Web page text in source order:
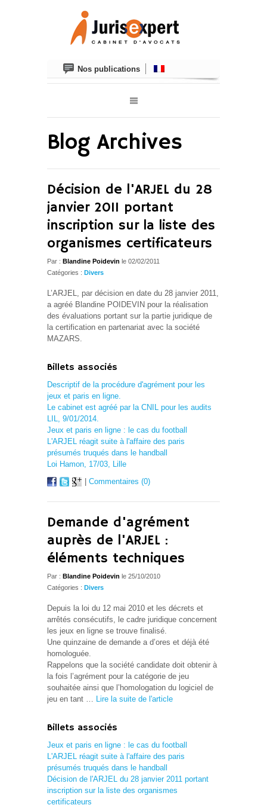
Nos publications
Blog Archives
Décision de l'ARJEL du 28
janvier 2011 portant
inscription sur la liste des
organismes certificateurs
Par : Blandine Poidevin le 02/02/2011
Catégories : Divers
L’ARJEL, par décision en date du 28 janvier 2011,
a agréé Blandine POIDEVIN pour la réalisation
des évaluations portant sur la partie juridique de
la certification en partenariat avec la société
MAZARS.
Billets associés
Descriptif de la procédure d'agrément pour les
jeux et paris en ligne.
Le cabinet est agréé par la CNIL pour les audits
LIL, 9/01/2014.
Jeux et paris en ligne : le cas du football
L'ARJEL réagit suite à l'affaire des paris
présumés truqués dans le handball
Loi Hamon, 17/03, Lille
Commentaires (0)
Demande d'agrément
auprès de l'ARJEL :
éléments techniques
Par : Blandine Poidevin le 25/10/2010
Catégories : Divers
Depuis la loi du 12 mai 2010 et les décrets et
arrêtés consécutifs, le cadre juridique concernent
les jeux en ligne se trouve finalisé.
Une quinzaine de demande a d’ores et déjà été
homologuée.
Rappelons que la société candidate doit obtenir à
la fois l’agrément pour la catégorie de jeu
souhaitée ainsi que l’homologation du logiciel de
jeu en tant … Lire la suite de l'article
Billets associés
Jeux et paris en ligne : le cas du football
L'ARJEL réagit suite à l'affaire des paris
présumés truqués dans le handball
Décision de l'ARJEL du 28 janvier 2011 portant
inscription sur la liste des organismes
certificateurs